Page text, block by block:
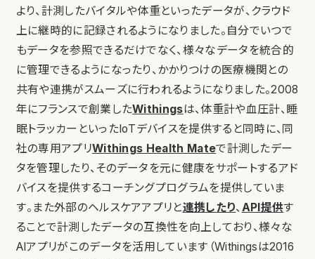
より、計測したバイタルや体重といったデータが、クラウド
上に継時的に記録されるようになりました。自分でいつで
もデータを参照できるだけでなく、様々なデータを統合的
に管理できるようになったり、かかりつけの医療機関との
共有や連携がスムーズに行われるようになりました。2008
年にフランスで創業したWithingsは、体重計や血圧計、睡
眠トラッカーといったIoTデバイスを提供すると同時に、同
社の専用アプリWithings Health Mateで計測したデー
タを管理したり、そのデータを元に健康をサポートするアド
バイスを提供するコーチングプログラムを提供していま
す。また外部のヘルスケアアプリと連携したり、 API提供す
ることで計測したデータの互換性を向上しており、様々な
AIアプリがこのデータを活用しています（Withingsは2016